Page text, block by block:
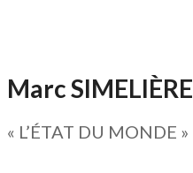
Marc SIMELIÈRE
« L’ÉTAT DU MONDE »